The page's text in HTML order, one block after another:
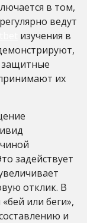
в том,
ведут
изучения в
защитные
их
задействует
отклик. В
или беги»,
и